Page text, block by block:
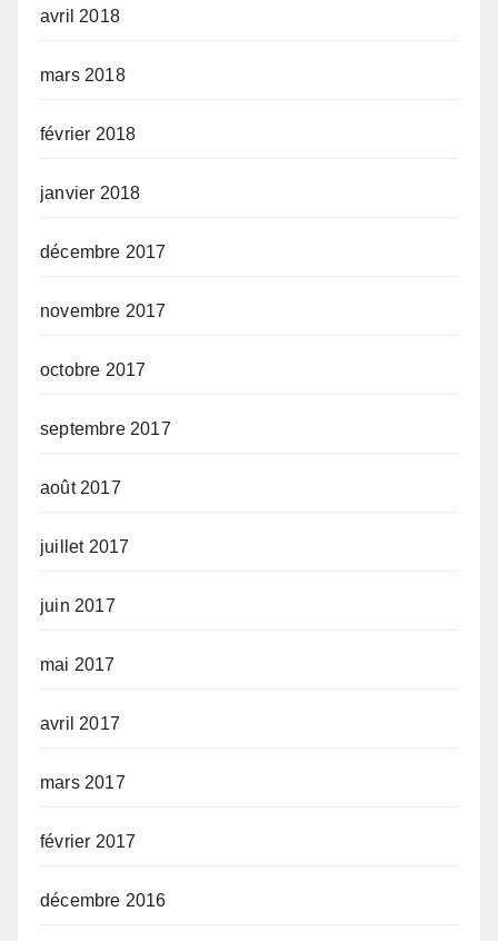
avril 2018
mars 2018
février 2018
janvier 2018
décembre 2017
novembre 2017
octobre 2017
septembre 2017
août 2017
juillet 2017
juin 2017
mai 2017
avril 2017
mars 2017
février 2017
décembre 2016